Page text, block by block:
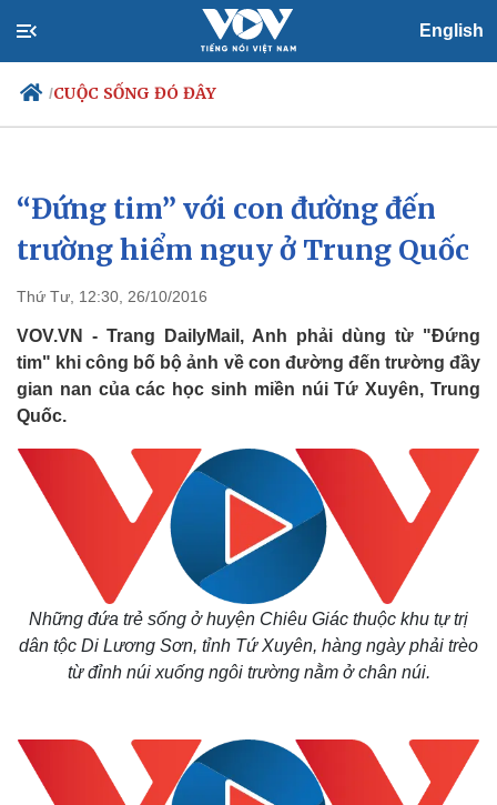
English
/CUỘC SỐNG ĐÓ ĐÂY
Chính trị
Đảng
Tổ chức nhân sự
Nhận diện sự thật
Xã hội
Tin 24h
Dự báo thời tiết
Việc làm
Biển đảo
“Đứng tim” với con đường đến
trường hiểm nguy ở Trung Quốc
Thứ Tư, 12:30, 26/10/2016
VOV.VN - Trang DailyMail, Anh phải dùng từ "Đứng
tim" khi công bố bộ ảnh về con đường đến trường đầy
gian nan của các học sinh miền núi Tứ Xuyên, Trung
Quốc.
Những đứa trẻ sống ở huyện Chiêu Giác thuộc khu tự trị
dân tộc Di Lương Sơn, tỉnh Tứ Xuyên, hàng ngày phải trèo
từ đỉnh núi xuống ngôi trường nằm ở chân núi.